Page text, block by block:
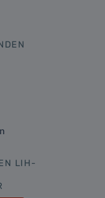
LIH-